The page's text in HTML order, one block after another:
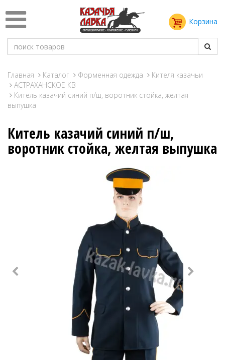
Корзина
Главная Каталог Форменная одежда
Кителя казачьи
АСТРАХАНСКОЕ КВ
Китель казачий синий п/ш, воротник стойка, желтая
выпушка
Китель казачий синий п/ш,
воротник стойка, желтая выпушка